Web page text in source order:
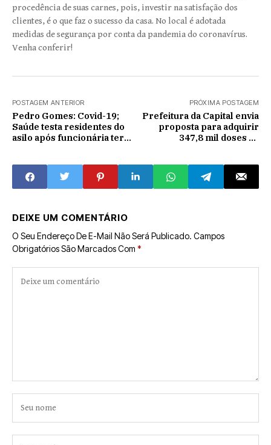
procedência de suas carnes, pois, investir na satisfação dos
clientes, é o que faz o sucesso da casa. No local é adotada
medidas de segurança por conta da pandemia do coronavírus.
Venha conferir!
POSTAGEM ANTERIOR
Pedro Gomes: Covid-19;
Saúde testa residentes do
asilo após funcionária ter
PRÓXIMA POSTAGEM
Prefeitura da Capital envia
proposta para adquirir
347,8 mil doses da
DEIXE UM COMENTÁRIO
O Seu Endereço De E-Mail Não Será Publicado. Campos
Obrigatórios São Marcados Com *